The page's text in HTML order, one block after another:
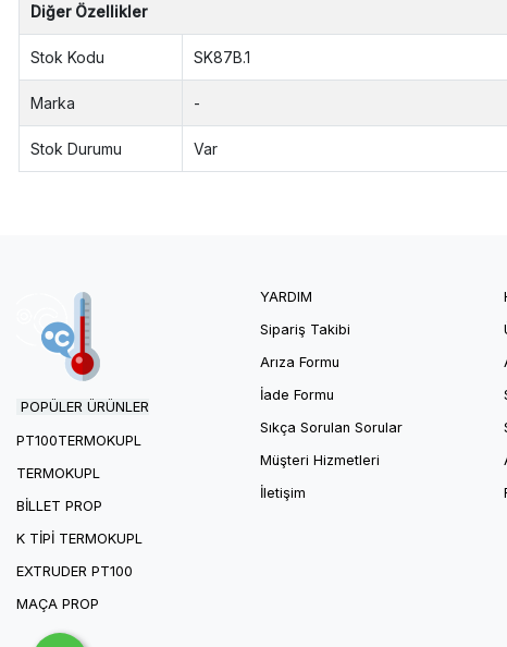
Diğer Özellikler
Stok Kodu SK87B.1
Marka -
Stok Durumu Var
POPÜLER ÜRÜNLER
PT100TERMOKUPL
TERMOKUPL
BILLET PROP
K TIPI TERMOKUPL
EXTRUDER PT100
MAÇA PROP
YARDIM
Sipariş Takibi
Arıza Formu
İade Formu
Sıkça Sorulan Sorular
Müşteri Hizmetleri
İletişim